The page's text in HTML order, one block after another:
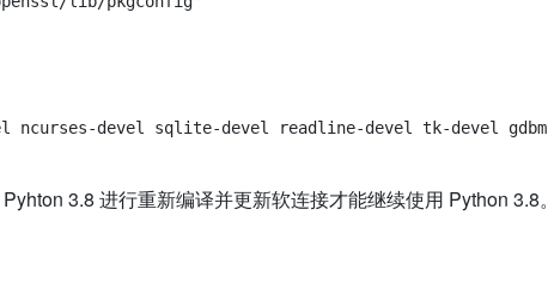
devel sqlite-devel readline-devel tk-devel
3.8 进行重新编译并更新软连接才能继续使用 Python 3.8。